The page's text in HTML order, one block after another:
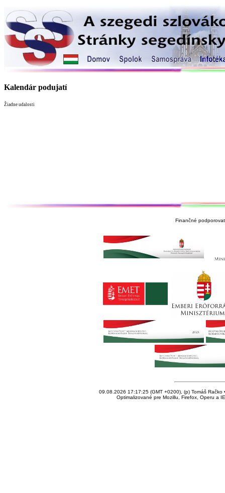
Kalendár podujatí
Žiadne udalosti
Finančné
09.08.2026 17:17:25 (GMT +0200), (p) Tomáš Račko
Optimalizované pre Mozillu, Firefox, Operu a